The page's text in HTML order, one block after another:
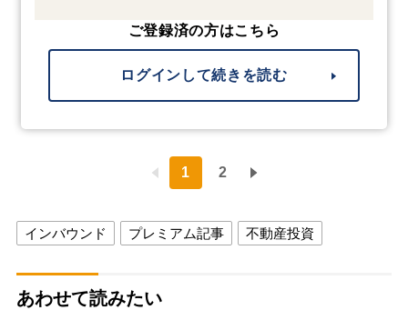
ご登録済の方はこちら
ログインして続きを読む
1 2
インバウンド プレミアム記事 不動産投資
あわせて読みたい